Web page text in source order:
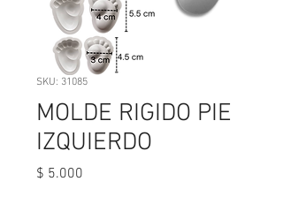
SKU: 31085
MOLDE RIGIDO PIE
IZQUIERDO
$ 5.000